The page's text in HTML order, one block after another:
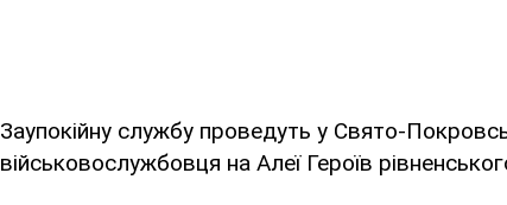
Заупокійну службу проведуть у Свято-
військовослужбовця на Алеї Героїв